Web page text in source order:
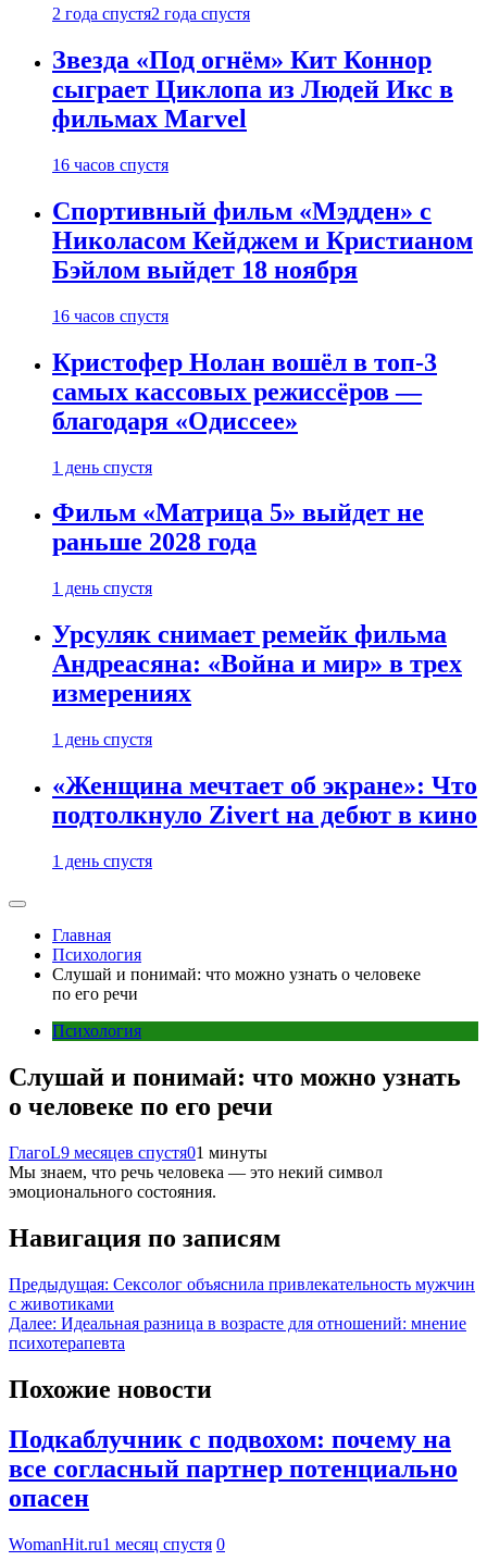
2 года спустя2 года спустя
Звезда «Под огнём» Кит Коннор
сыграет Циклопа из Людей Икс в
фильмах Marvel
16 часов спустя
Спортивный фильм «Мэдден» с
Николасом Кейджем и Кристианом
Бэйлом выйдет 18 ноября
16 часов спустя
Кристофер Нолан вошёл в топ-3
самых кассовых режиссёров —
благодаря «Одиссее»
1 день спустя
Фильм «Матрица 5» выйдет не
раньше 2028 года
1 день спустя
Урсуляк снимает ремейк фильма
Андреасяна: «Война и мир» в трех
измерениях
1 день спустя
«Женщина мечтает об экране»: Что
подтолкнуло Zivert на дебют в кино
1 день спустя
Главная
Психология
Слушай и понимай: что можно узнать о человеке
по его речи
Психология
Слушай и понимай: что можно узнать
о человеке по его речи
ГлагоL9 месяцев спустя01 минуты
Мы​‍​‌‍​‍‌ знаем, что речь человека — это некий символ
эмоционального состояния.
Навигация по записям
Предыдущая: Сексолог объяснила привлекательность мужчин
с животиками
Далее: Идеальная разница в возрасте для отношений: мнение
психотерапевта
Похожие новости
Подкаблучник с подвохом: почему на
все согласный партнер потенциально
опасен
WomanHit.ru1 месяц спустя 0